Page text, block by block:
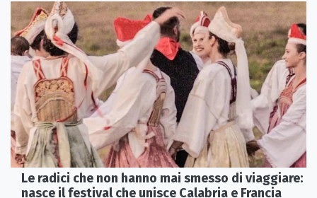
Le radici che non hanno mai smesso di viaggiare:
nasce il festival che unisce Calabria e Francia